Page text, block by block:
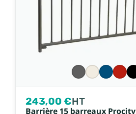
243,00 €HT
Barrière 15 barreaux Procity